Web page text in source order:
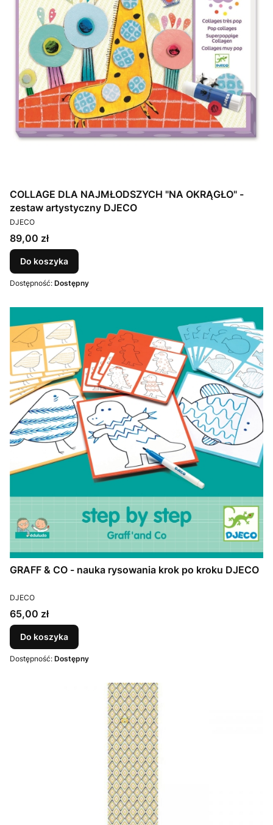
COLLAGE DLA NAJMŁODSZYCH "NA OKRĄGŁO" -
zestaw artystyczny DJECO
PRODUCENT
DJECO
Cena
89,00 zł
Do koszyka
Dostępność: Dostępny
GRAFF & CO - nauka rysowania krok po kroku DJECO
PRODUCENT
DJECO
Cena
65,00 zł
Do koszyka
Dostępność: Dostępny